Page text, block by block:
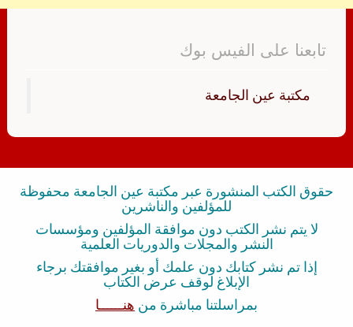
تابعنا على الفيس بوك
‏مكتبة عين الجامعة‏
حقوق الكتب المنشورة عبر مكتبة عين الجامعة محفوظة
للمؤلفين والناشرين
لا يتم نشر الكتب دون موافقة المؤلفين ومؤسسات
النشر والمجلات والدوريات العلمية
إذا تم نشر كتابك دون علمك أو بغير موافقتك برجاء
الإبلاغ لوقف عرض الكتاب
بمراسلتنا مباشرة من هنــــــا